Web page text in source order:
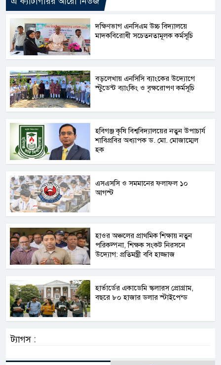
দক্ষিণভাগ এনসিএম উচ্চ বিদ্যালয়ে
মাদকবিরোধী সচেতনতামূলক কর্মসূচি
বড়লেখায় এনসিসি ব্যাংকের উদ্যোগে
স্টুডেন্ট ব্যাংকিং ও বৃক্ষরোপণ কর্মসূচি
হবিগঞ্জ কৃষি বিশ্ববিদ্যালয়ের নতুন উপাচার্য
শাবিপ্রবির অধ্যাপক ড. মো. মোজাম্মেল
হক
এসএসসি ও সমমানের ফলাফল ১০
আগস্ট
হাওর অঞ্চলের প্রাথমিক শিক্ষায় নতুন
পরিকল্পনা, শিক্ষক সংকট নিরসনে
উদ্যোগ: প্রতিমন্ত্রী ববি হাজ্জাজ
হার্ভার্ডের একাডেমি স্কলারস প্রোগ্রাম,
বছরে ৮০ হাজার ডলার স্টাইপেন্ড
ট্যাগস :